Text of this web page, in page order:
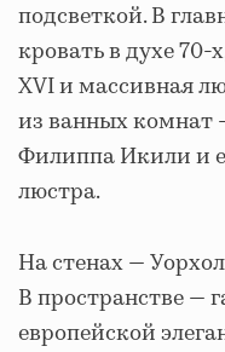
подсветкой. В
кровать в духе 70-
XVI и массивная
из ванных комнат
Филиппа Икили и
люстра.
На стенах —
В пространстве —
европейской